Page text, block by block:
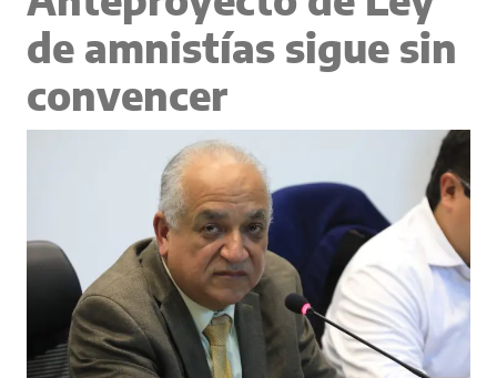
de amnistías sigue sin
convencer